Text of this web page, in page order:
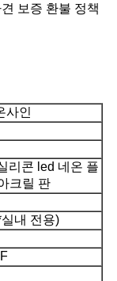
보증 환불 정책
사인
리콘 led 네온 플
크릴 판
내 전용)